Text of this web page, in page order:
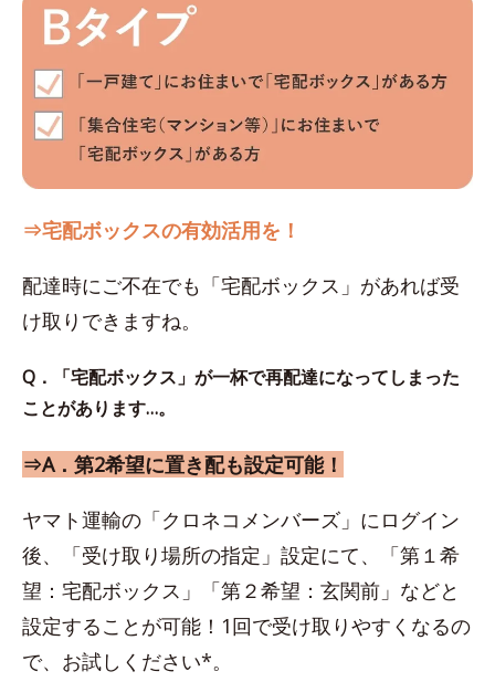
⇒宅配ボックスの有効活用を！
配達時にご不在でも「宅配ボックス」があれば受
け取りできますね。
Q．「宅配ボックス」が一杯で再配達になってしまった
ことがあります…。
⇒A．第2希望に置き配も設定可能！
ヤマト運輸の「クロネコメンバーズ」にログイン
後、「受け取り場所の指定」設定にて、「第１希
望：宅配ボックス」「第２希望：玄関前」などと
設定することが可能！1回で受け取りやすくなるの
で、お試しください*。